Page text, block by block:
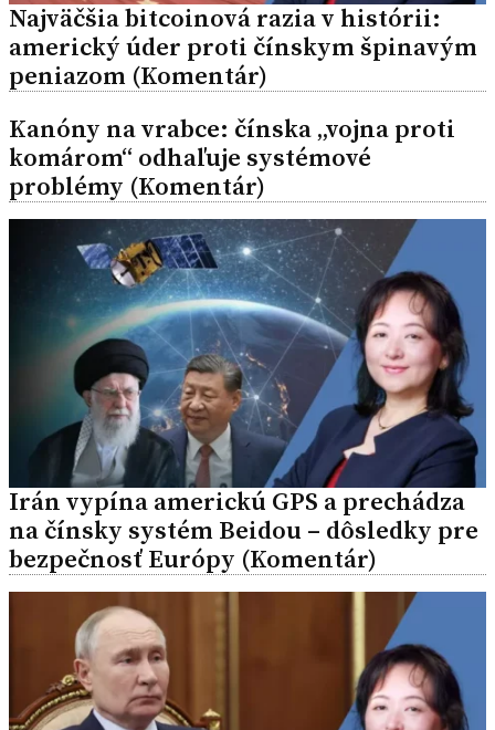
Najväčšia bitcoinová razia v histórii:
americký úder proti čínskym špinavým
peniazom (Komentár)
Kanóny na vrabce: čínska „vojna proti
komárom“ odhaľuje systémové
problémy (Komentár)
Irán vypína americkú GPS a prechádza
na čínsky systém Beidou – dôsledky pre
bezpečnosť Európy (Komentár)